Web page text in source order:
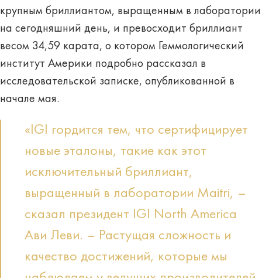
крупным бриллиантом, выращенным в лаборатории
на сегодняшний день, и превосходит бриллиант
весом 34,59 карата, о котором Геммологический
институт Америки подробно рассказал в
исследовательской записке, опубликованной в
начале мая.
«IGI гордится тем, что сертифицирует
новые эталоны, такие как этот
исключительный бриллиант,
выращенный в лаборатории Maitri, –
сказал президент IGI North America
Ави Леви. – Растущая сложность и
качество достижений, которые мы